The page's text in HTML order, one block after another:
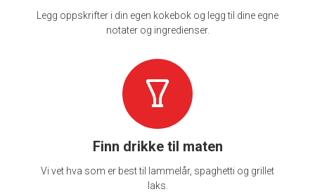
Legg oppskrifter i din egen kokebok og legg til dine egne
notater og ingredienser.
Finn drikke til maten
Vi vet hva som er best til lammelår, spaghetti og grillet
laks.